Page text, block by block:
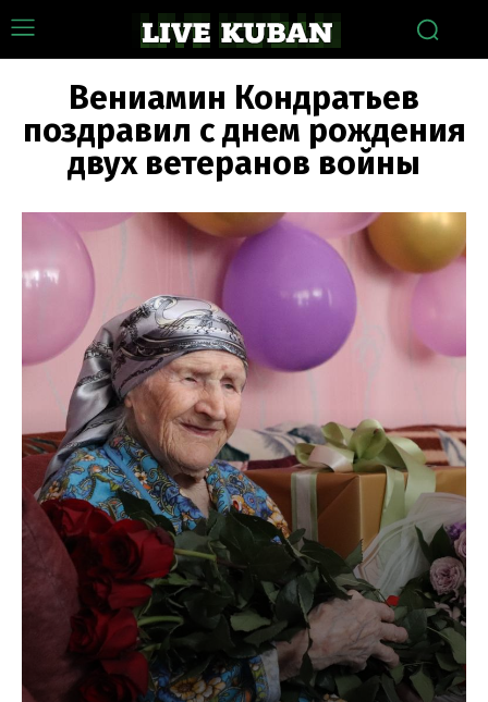
Вениамин Кондратьев
поздравил с днем рождения
двух ветеранов войны